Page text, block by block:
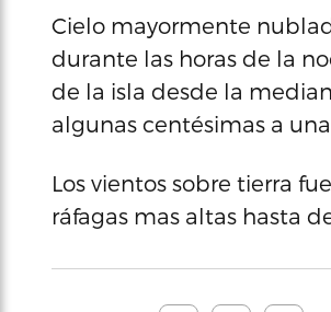
Cielo mayormente
durante las horas de la
de la isla desde la
algunas centésimas a
Los vientos sobre tierra
ráfagas mas altas hasta